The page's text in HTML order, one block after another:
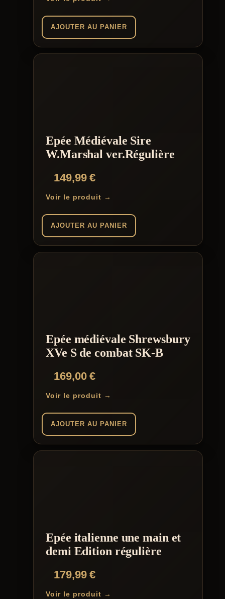
AJOUTER AU PANIER
Epée Médiévale Sire
W.Marshal ver.Régulière
149,99€
Voir le produit →
AJOUTER AU PANIER
Epée médiévale Shrewsbury
XVe S de combat SK-B
169,00€
Voir le produit →
AJOUTER AU PANIER
Epée italienne une main et
demi Edition régulière
179,99€
Voir le produit →